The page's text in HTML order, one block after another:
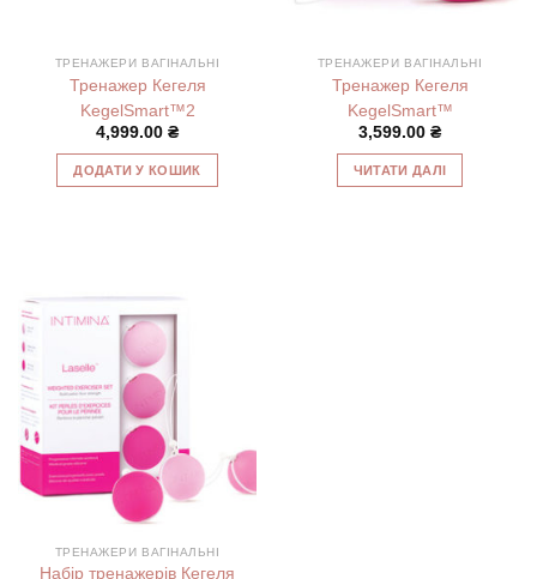
ТРЕНАЖЕРИ ВАГІНАЛЬНІ
Тренажер Кегеля
KegelSmart™2
4,999.00 ₴
ДОДАТИ У КОШИК
ТРЕНАЖЕРИ ВАГІНАЛЬНІ
Тренажер Кегеля
KegelSmart™
3,599.00 ₴
ЧИТАТИ ДАЛІ
ТРЕНАЖЕРИ ВАГІНАЛЬНІ
Набір тренажерів Кегеля